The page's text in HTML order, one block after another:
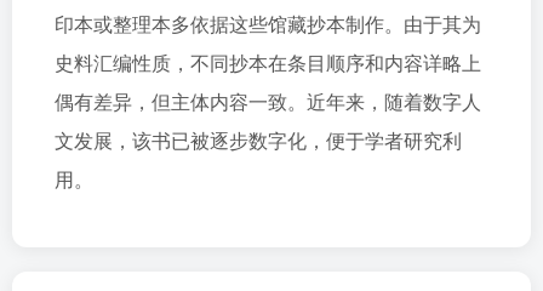
印本或整理本多依据这些馆藏抄本制作。由于其为
史料汇编性质，不同抄本在条目顺序和内容详略上
偶有差异，但主体内容一致。近年来，随着数字人
文发展，该书已被逐步数字化，便于学者研究利
用。